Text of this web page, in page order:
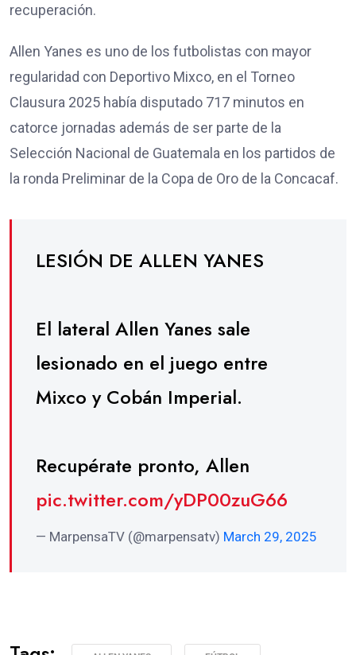
recuperación.
Allen Yanes es uno de los futbolistas con mayor
regularidad con Deportivo Mixco, en el Torneo
Clausura 2025 había disputado 717 minutos en
catorce jornadas además de ser parte de la
Selección Nacional de Guatemala en los partidos de
la ronda Preliminar de la Copa de Oro de la Concacaf.
LESIÓN DE ALLEN YANES
El lateral Allen Yanes sale
lesionado en el juego entre
Mixco y Cobán Imperial.
Recupérate pronto, Allen
pic.twitter.com/yDP00zuG66
— MarpensaTV (@marpensatv) March 29, 2025